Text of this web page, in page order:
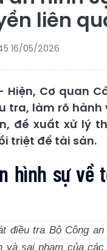
liên
16/05/2026
Hiện, Cơ quan
tra, làm rõ
đề xuất xử lý
triệt để tài sản.
hình sự về
điều tra Bộ Công
và sai phạm của